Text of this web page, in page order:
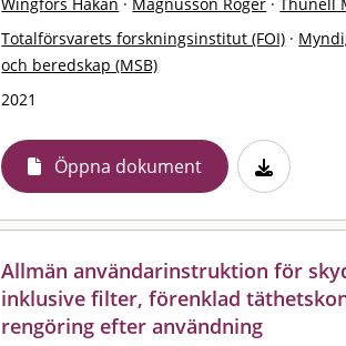
Totalförsvarets forskningsinstitut (FOI) ·
och beredskap (MSB)
2021
Öppna dokument
Allmän användarinstruktion för
inklusive filter, förenklad
rengöring efter användning